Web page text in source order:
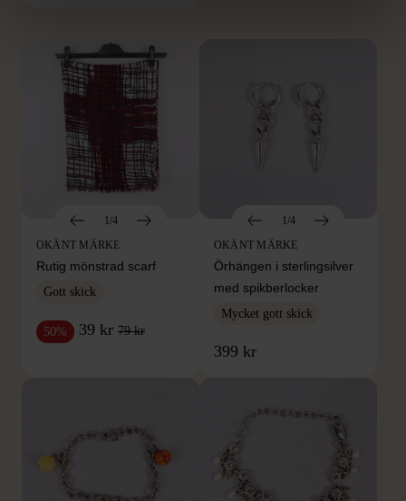
1/4
OKÄNT MÄRKE
Rutig mönstrad scarf
Gott skick
50% 39 kr 79 kr
1/4
OKÄNT MÄRKE
Örhängen i sterlingsilver
med spikberlocker
Mycket gott skick
399 kr